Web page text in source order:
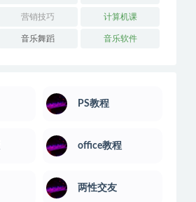
营销技巧 计算机课
音乐舞蹈 音乐软件
PS教程
office教程
两性交友